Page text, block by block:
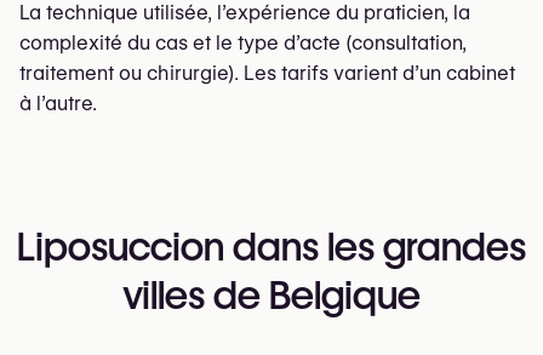
La technique utilisée, l’expérience du praticien, la
complexité du cas et le type d’acte (consultation,
traitement ou chirurgie). Les tarifs varient d’un cabinet
à l’autre.
Liposuccion dans les grandes
villes de Belgique